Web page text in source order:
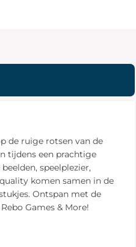
de ruige rotsen van de
tijdens een prachtige
speelplezier,
komen samen in de
Ontspan met de
Games & More!